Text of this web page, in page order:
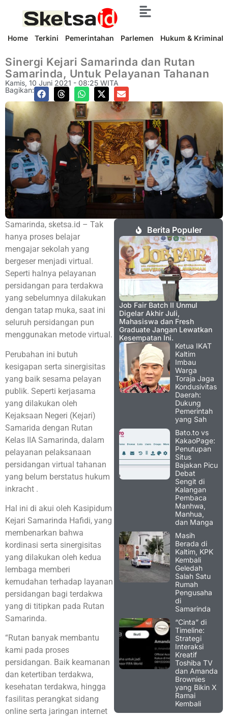
Home Terkini Pemerintahan Parlemen Hukum & Kriminal
Sinergi Kejari Samarinda dan Rutan
Samarinda, Untuk Pelayanan Tahanan
Kamis, 10 Juni 2021 - 08:25 WITA
Bagikan:
Samarinda, sketsa.id – Tak
hanya proses belajar
mengajar sekolah yang
bergeser menjadi virtual.
Seperti halnya pelayanan
persidangan para terdakwa
yang sebelumnya dilakukan
dengan tatap muka, saat ini
seluruh persidangan pun
menggunakan metode virtual.
Perubahan ini butuh
kesigapan serta sinergisitas
yang baik sesama pelayan
publik. Seperti kerjasama
yang dilakukan oleh
Kejaksaan Negeri (Kejari)
Samarida dengan Rutan
Kelas IIA Samarinda, dalam
pelayanan pelaksanaan
persidangan virtual tahanan
yang belum berstatus hukum
inkracht .
Hal ini di akui oleh Kasipidum
Kejari Samarinda Hafidi, yang
membenarkan bahwa
kordinasi serta sinergisitas
yang dilakukan oleh kedua
lembaga memberi
kemudahan terhadap layanan
persidangan bagi terdakwa
yang di titipkan pada Rutan
Samarinda.
“Rutan banyak membantu
kami pada proses
persidangan. Baik keamanan
dan ketertiban terdakwa,
kesehatan terdakwa, hingga
fasilitas perangkat sidang
online serta jaringan internet
Berita Populer
Job Fair Batch II Unmul
Digelar Akhir Juli,
Mahasiswa dan Fresh
Graduate Jangan Lewatkan
Kesempatan Ini.
Ketua IKAT
Kaltim
Imbau
Warga
Toraja Jaga
Kondusivitas
Daerah:
Dukung
Pemerintah
yang Sah
Bato.to vs
KakaoPage:
Penutupan
Situs
Bajakan Picu
Debat
Sengit di
Kalangan
Pembaca
Manhwa,
Manhua,
dan Manga
Masih
Berada di
Kaltim, KPK
Kembali
Geledah
Salah Satu
Rumah
Pengusaha
di
Samarinda
“Cinta” di
Timeline:
Strategi
Interaksi
Kreatif
Toshiba TV
dan Amanda
Brownies
yang Bikin X
Ramai
Kembali